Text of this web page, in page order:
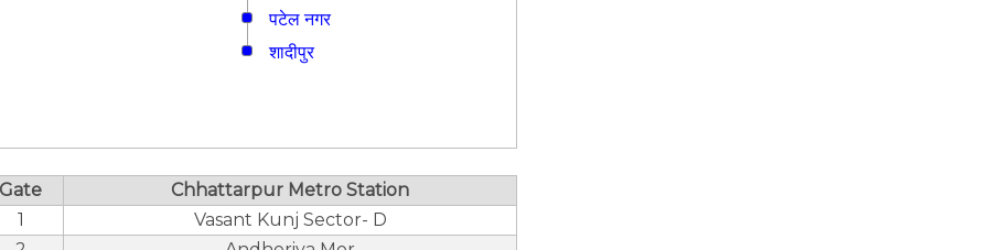
पटेल नगर
शादीपुर
Gate
Chhattarpur Metro Station
1
Vasant Kunj Sector- D